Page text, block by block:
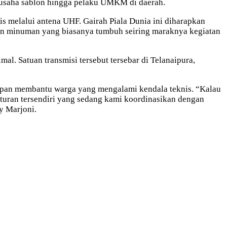
sablon hingga pelaku UMKM di daerah.
melalui antena UHF. Gairah Piala Dunia ini diharapkan
minuman yang biasanya tumbuh seiring maraknya kegiatan
Satuan transmisi tersebut tersebar di Telanaipura,
membantu warga yang mengalami kendala teknis. “Kalau
tersendiri yang sedang kami koordinasikan dengan
Marjoni.